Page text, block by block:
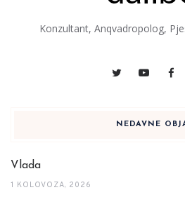
Konzultant, Anqvadropolog,
NEDAVNE
Vlada
1 KOLOVOZA, 2026